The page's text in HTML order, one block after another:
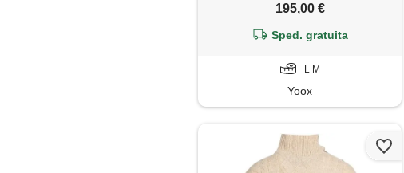
195,00 €
Sped. gratuita
L M
Yoox